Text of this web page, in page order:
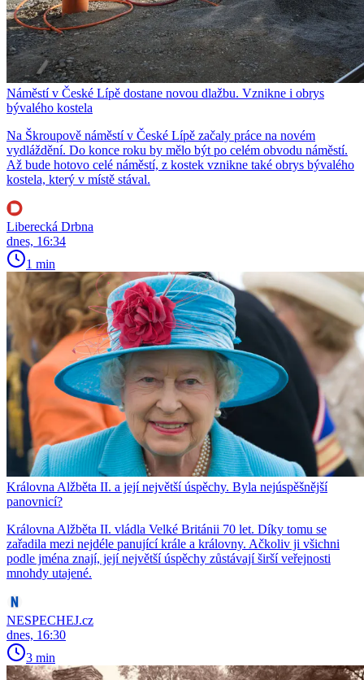
Náměstí v České Lípě dostane novou dlažbu. Vznikne i obrys
bývalého kostela
Na Škroupově náměstí v České Lípě začaly práce na novém
vydláždění. Do konce roku by mělo být po celém obvodu náměstí.
Až bude hotovo celé náměstí, z kostek vznikne také obrys bývalého
kostela, který v místě stával.
Liberecká Drbna
dnes, 16:34
1 min
Královna Alžběta II. a její největší úspěchy. Byla nejúspěšnější
panovnicí?
Královna Alžběta II. vládla Velké Británii 70 let. Díky tomu se
zařadila mezi nejdéle panující krále a královny. Ačkoliv ji všichni
podle jména znají, její největší úspěchy zůstávají širší veřejnosti
mnohdy utajené.
NESPECHEJ.cz
dnes, 16:30
3 min